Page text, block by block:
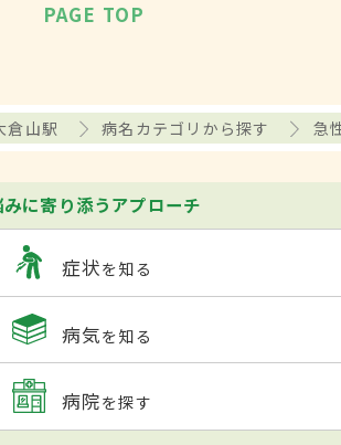
PAGE TOP
倉山駅 病名カテゴリから探す 急
みに寄り添うアプローチ
症状を知る
病気を知る
病院を探す